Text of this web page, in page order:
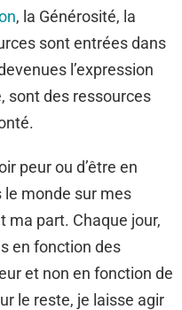
, la Générosité, la
sont entrées dans
l’expression
sont des ressources
peur ou d’être en
monde sur mes
ma part. Chaque jour,
en fonction des
et non en fonction de
le reste, je laisse agir